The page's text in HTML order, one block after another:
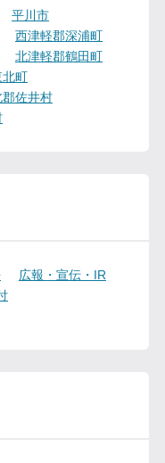
平川市
西津軽郡深浦町
北津軽郡鶴田町
北町
郡佐井村
広報・宣伝・IR